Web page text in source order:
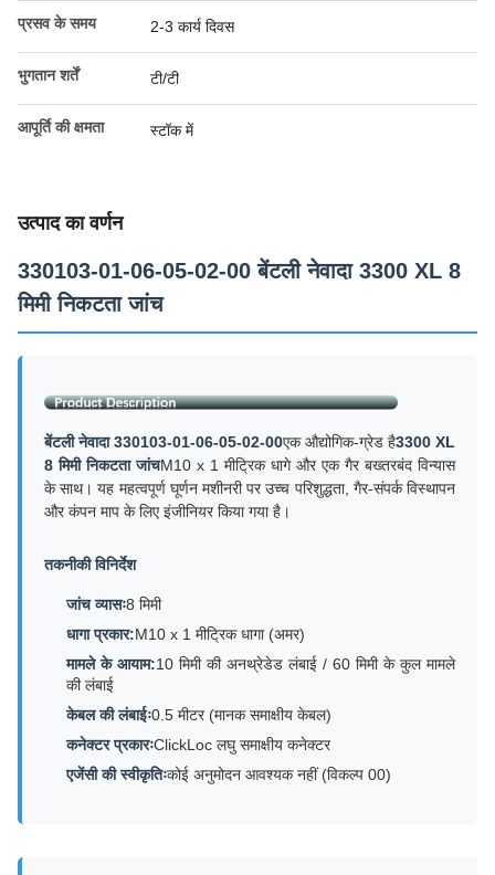
प्रसव के समय 2-3 कार्य दिवस
भुगतान शर्तें टी/टी
आपूर्ति की क्षमता स्टॉक में
उत्पाद का वर्णन
330103-01-06-05-02-00 बेंटली नेवादा 3300 XL 8
मिमी निकटता जांच
बेंटली नेवादा 330103-01-06-05-02-00एक औद्योगिक-ग्रेड है3300 XL
8 मिमी निकटता जांचM10 x 1 मीट्रिक धागे और एक गैर बख्तरबंद विन्यास
के साथ। यह महत्वपूर्ण घूर्णन मशीनरी पर उच्च परिशुद्धता, गैर-संपर्क विस्थापन
और कंपन माप के लिए इंजीनियर किया गया है।
तकनीकी विनिर्देश
जांच व्यासः8 मिमी
धागा प्रकार:M10 x 1 मीट्रिक धागा (अमर)
मामले के आयाम:10 मिमी की अनथ्रेडेड लंबाई / 60 मिमी के कुल मामले
की लंबाई
केबल की लंबाईः0.5 मीटर (मानक समाक्षीय केबल)
कनेक्टर प्रकारःClickLoc लघु समाक्षीय कनेक्टर
एजेंसी की स्वीकृतिःकोई अनुमोदन आवश्यक नहीं (विकल्प 00)